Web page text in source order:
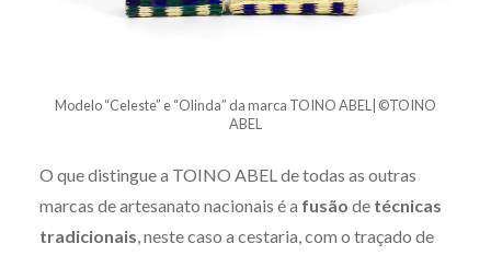
Modelo “Celeste” e “Olinda” da marca TOINO ABEL| ©TOINO
ABEL
O que distingue a TOINO ABEL de todas as outras
marcas de artesanato nacionais é a fusão de técnicas
tradicionais, neste caso a cestaria, com o traçado de